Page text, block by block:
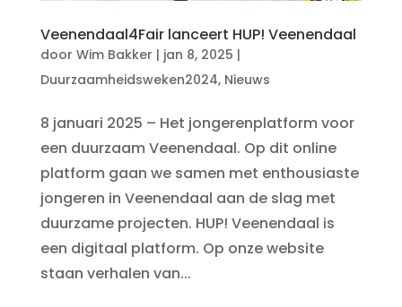
Veenendaal4Fair lanceert HUP! Veenendaal
door Wim Bakker | jan 8, 2025 |
Duurzaamheidsweken2024, Nieuws
8 januari 2025 – Het jongerenplatform voor
een duurzaam Veenendaal. Op dit online
platform gaan we samen met enthousiaste
jongeren in Veenendaal aan de slag met
duurzame projecten. HUP! Veenendaal is
een digitaal platform. Op onze website
staan verhalen van...